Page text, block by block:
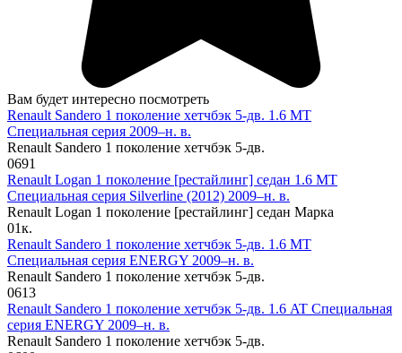
Вам будет интересно посмотреть
Renault Sandero 1 поколение хетчбэк 5-дв. 1.6 MT
Специальная серия 2009–н. в.
Renault Sandero 1 поколение хетчбэк 5-дв.
0691
Renault Logan 1 поколение [рестайлинг] седан 1.6 MT
Специальная серия Silverline (2012) 2009–н. в.
Renault Logan 1 поколение [рестайлинг] седан Марка
01к.
Renault Sandero 1 поколение хетчбэк 5-дв. 1.6 MT
Специальная серия ENERGY 2009–н. в.
Renault Sandero 1 поколение хетчбэк 5-дв.
0613
Renault Sandero 1 поколение хетчбэк 5-дв. 1.6 AT Специальная
серия ENERGY 2009–н. в.
Renault Sandero 1 поколение хетчбэк 5-дв.